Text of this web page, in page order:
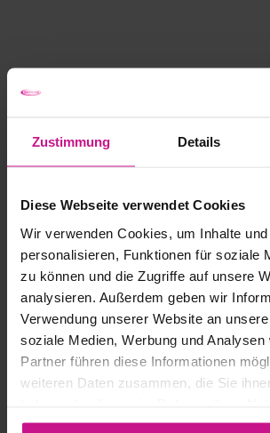
Zustimmung Details
Diese Webseite verwendet Cookies
Wir verwenden Cookies, um Inhalte
personalisieren, Funktionen für soziale
zu können und die Zugriffe auf unsere
analysieren. Außerdem geben wir
Verwendung unserer Website an
soziale Medien, Werbung und Analysen
Partner führen diese Informationen
weiteren Daten zusammen, die Sie
gesammelt haben.